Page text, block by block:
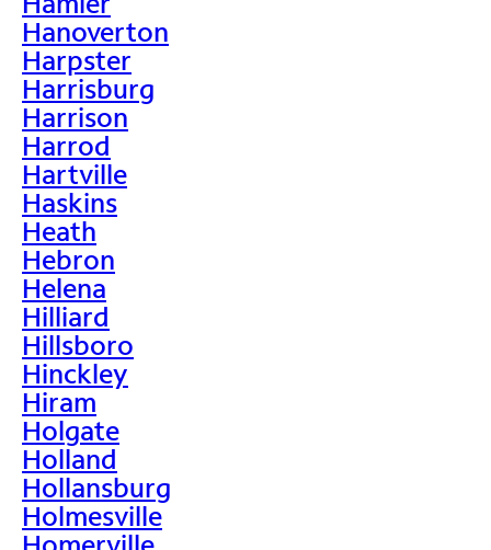
Hanoverton
Harpster
Harrisburg
Harrison
Harrod
Hartville
Haskins
Heath
Hebron
Helena
Hilliard
Hillsboro
Hinckley
Hiram
Holgate
Holland
Hollansburg
Holmesville